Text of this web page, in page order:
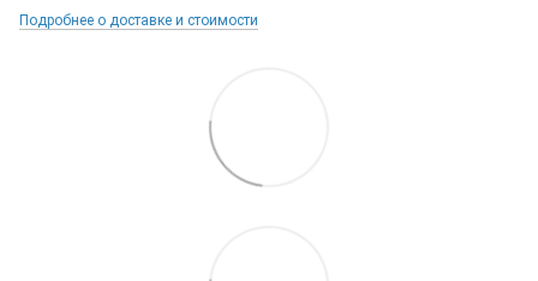
Подробнее о доставке и стоимости